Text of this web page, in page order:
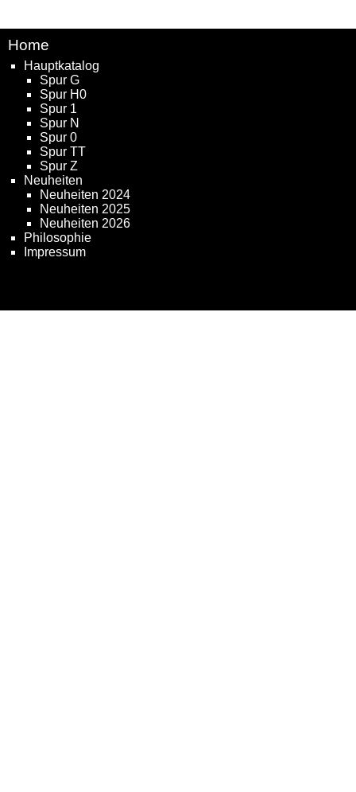
Home
Hauptkatalog
Spur G
Spur H0
Spur 1
Spur N
Spur 0
Spur TT
Spur Z
Neuheiten
Neuheiten 2024
Neuheiten 2025
Neuheiten 2026
Philosophie
Impressum